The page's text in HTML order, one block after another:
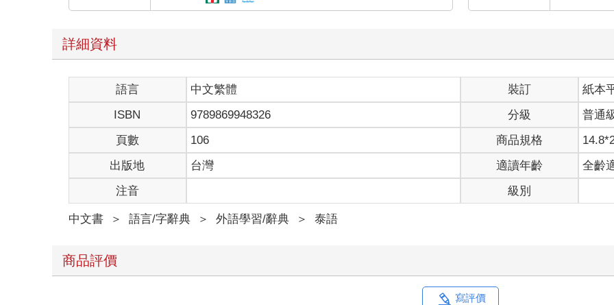
詳細資料
語言 中文繁體 裝訂
紙本
ISBN
9789869948326 分級
普通
頁數
106 商品規格
出版地
台灣 適讀年齡
全齡
注音
級別
中文書 ＞ 語言/字辭典 ＞ 外語學習/辭典 ＞ 泰語
商品評價
寫評價